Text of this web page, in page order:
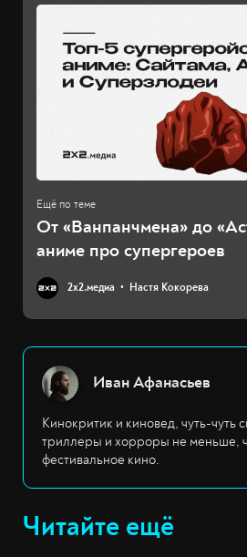
​​От «Ванпанчмена» до
аниме про супергероев
2х2.медиа Настя Кокорева
Иван Афанасьев
Кинокритик и киновед, чуть-
триллеры и хорроры не меньше,
фестивальное кино.
Читайте ещё